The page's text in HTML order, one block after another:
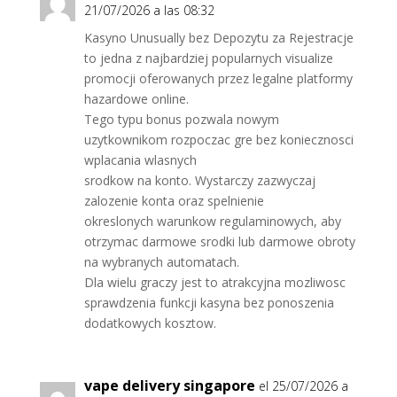
21/07/2026 a las 08:32
Kasyno Unusually bez Depozytu za Rejestracje
to jedna z najbardziej popularnych visualize
promocji oferowanych przez legalne platformy
hazardowe online.
Tego typu bonus pozwala nowym
uzytkownikom rozpoczac gre bez koniecznosci
wplacania wlasnych
srodkow na konto. Wystarczy zazwyczaj
zalozenie konta oraz spelnienie
okreslonych warunkow regulaminowych, aby
otrzymac darmowe srodki lub darmowe obroty
na wybranych automatach.
Dla wielu graczy jest to atrakcyjna mozliwosc
sprawdzenia funkcji kasyna bez ponoszenia
dodatkowych kosztow.
vape delivery singapore el 25/07/2026 a